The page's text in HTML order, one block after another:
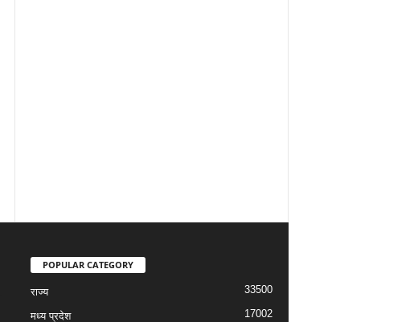
POPULAR CATEGORY
राज्य 33500
मध्य प्रदेश 17002